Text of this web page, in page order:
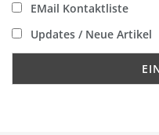
EMail Kontaktliste
Updates / Neue Artikel